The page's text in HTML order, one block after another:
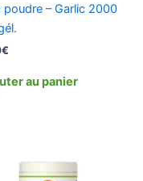
poudre – Garlic 2000
€
au panier